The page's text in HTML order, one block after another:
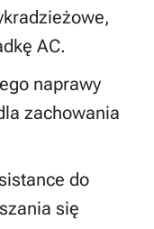
AC.
naprawy
zachowania
do
się